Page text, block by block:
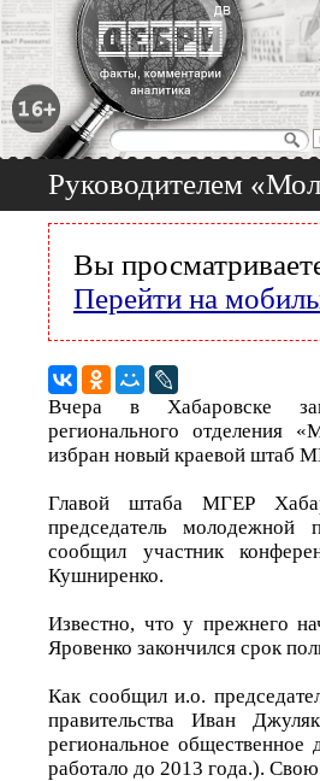
Руководителем
Вы
Перейти на
Вчера в Хабаровске
регионального отделения
избран новый краевой штаб
Главой штаба МГЕР
председатель
сообщил участник
Кушниренко.
Известно, что у прежнего
Яровенко закончился срок
Как сообщил и.о.
правительства Иван
региональное
работало до 2013 года.).